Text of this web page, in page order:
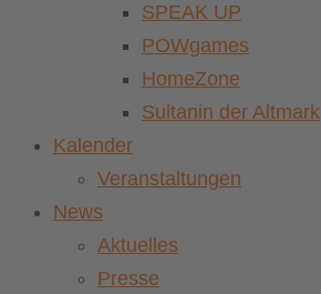
SPEAK UP
POWgames
HomeZone
Sultanin der Altmark
Kalender
Veranstaltungen
News
Aktuelles
Presse